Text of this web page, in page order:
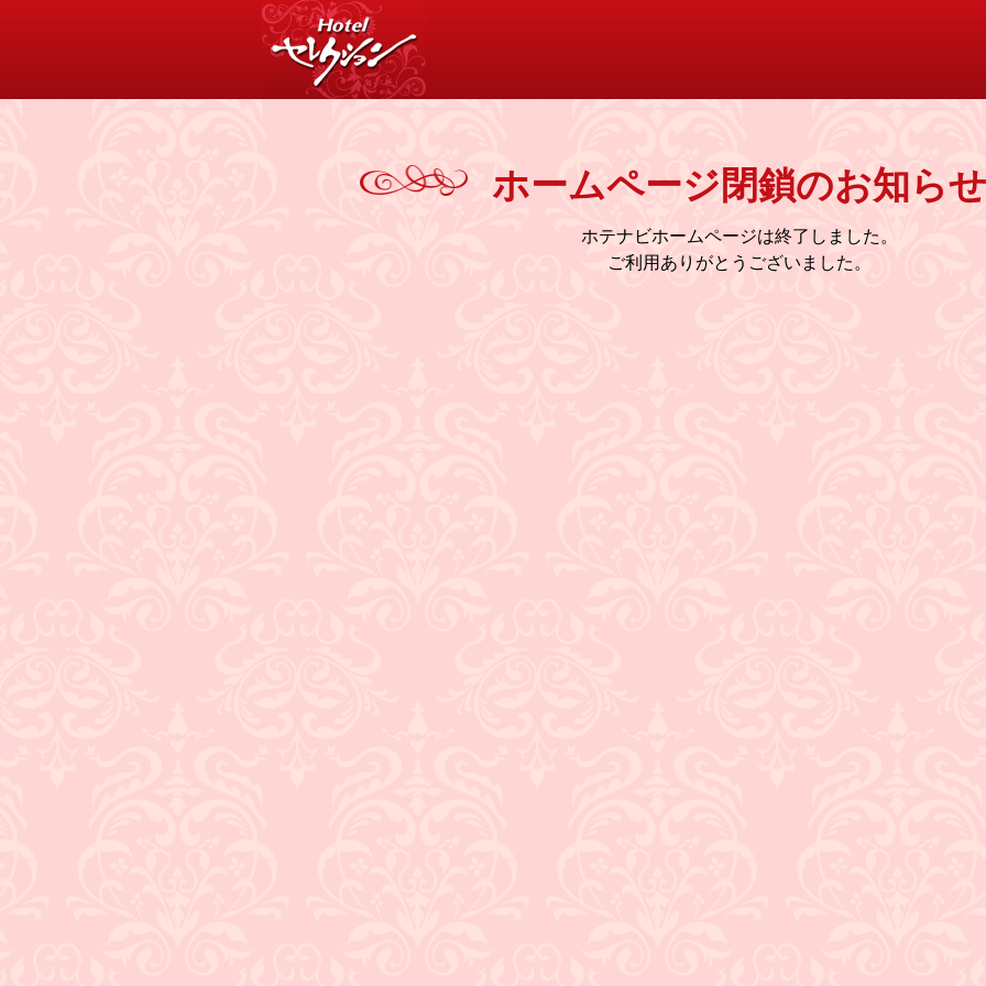
消費税について
ホームページ閉鎖のお知らせ
ホテナビホームページは終了しました。
ご利用ありがとうございました。